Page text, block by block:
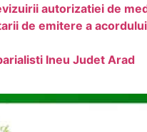
autorizatiei de
de emitere a
Ineu Judet Arad